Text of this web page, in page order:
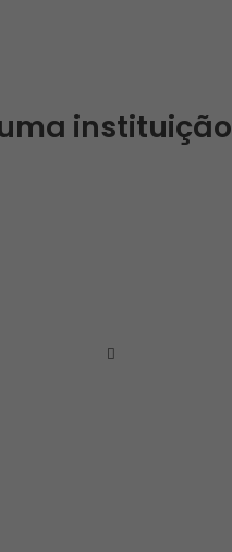
instituição